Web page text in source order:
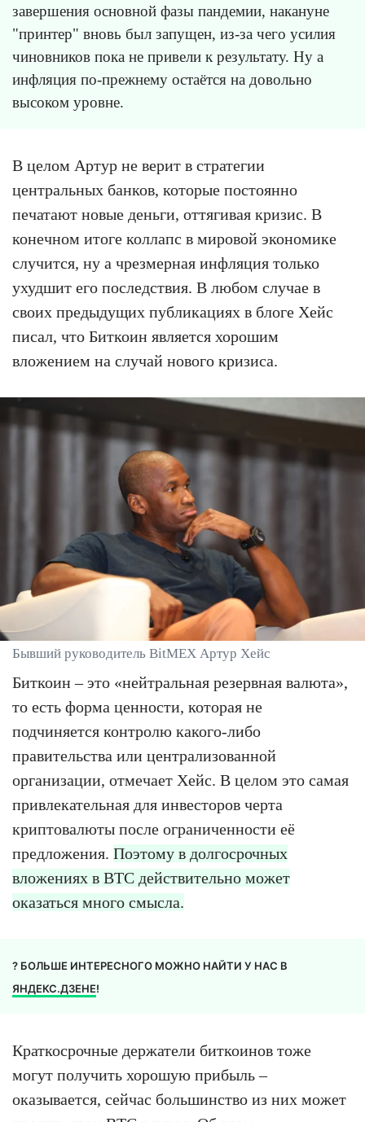
завершения основной фазы пандемии, накануне
"принтер" вновь был запущен, из-за чего усилия
чиновников пока не привели к результату. Ну а
инфляция по-прежнему остаётся на довольно
высоком уровне.
В целом Артур не верит в стратегии
центральных банков, которые постоянно
печатают новые деньги, оттягивая кризис. В
конечном итоге коллапс в мировой экономике
случится, ну а чрезмерная инфляция только
ухудшит его последствия. В любом случае в
своих предыдущих публикациях в блоге Хейс
писал, что Биткоин является хорошим
вложением на случай нового кризиса.
Бывший руководитель BitMEX Артур Хейс
Биткоин – это «нейтральная резервная валюта»,
то есть форма ценности, которая не
подчиняется контролю какого-либо
правительства или централизованной
организации, отмечает Хейс. В целом это самая
привлекательная для инвесторов черта
криптовалюты после ограниченности её
предложения. Поэтому в долгосрочных
вложениях в BTC действительно может
оказаться много смысла.
? БОЛЬШЕ ИНТЕРЕСНОГО МОЖНО НАЙТИ У НАС В
ЯНДЕКС.ДЗЕНЕ!
Краткосрочные держатели биткоинов тоже
могут получить хорошую прибыль –
оказывается, сейчас большинство из них может